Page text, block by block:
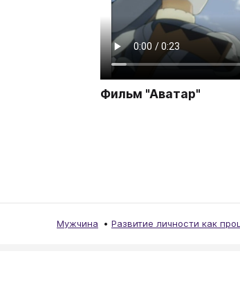
Фильм "Аватар"
Мужчина Развитие личности как